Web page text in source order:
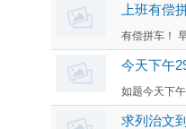
上班有偿
有偿拼车！
今天下午
如题今天下
求列治文